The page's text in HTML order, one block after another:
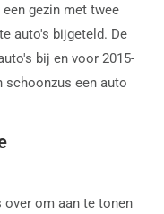
gezin met twee
auto's bijgeteld. De
bij en voor 2015-
schoonzus een auto
om aan te tonen